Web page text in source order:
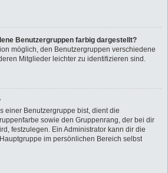
Benutzergruppen farbig dargestellt?
möglich, den Benutzergruppen verschiedene
Mitglieder leichter zu identifizieren sind.
einer Benutzergruppe bist, dient die
sowie den Gruppenrang, der bei dir
festzulegen. Ein Administrator kann dir die
im persönlichen Bereich selbst